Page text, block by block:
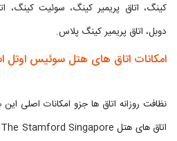
کینگ، اتاق پریمیر کینگ، سوئیت کینگ،
دوبل، اتاق پریمیر کینگ پلاس.
امکانات اتاق های هتل سوئیس اوتل
نظافت روزانه اتاق ها جزو امکانات